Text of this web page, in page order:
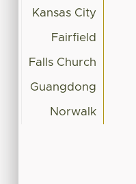
Kansas City
Fairfield
Falls Church
Guangdong
Norwalk